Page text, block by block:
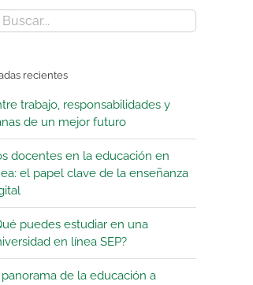
recientes
trabajo, responsabilidades y
de un mejor futuro
docentes en la educación en
el papel clave de la enseñanza
puedes estudiar en una
en línea SEP?
panorama de la educación a